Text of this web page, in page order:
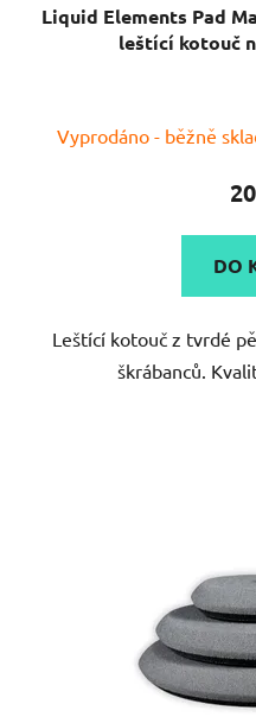
Liquid Elements Pad
leštící kotouč
Vyprodáno - běžně
DO
Leštící kotouč z tvrdé
škrábanců.